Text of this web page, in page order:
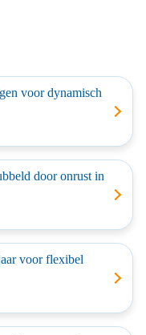
voor dynamisch
door onrust in
voor flexibel